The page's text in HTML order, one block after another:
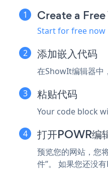
Create a
Start for free now
添加嵌入代码
在ShowIt编辑器中
粘贴代码
Your code block
打开POWR编
预览您的网站，您
件”。 如果您还没